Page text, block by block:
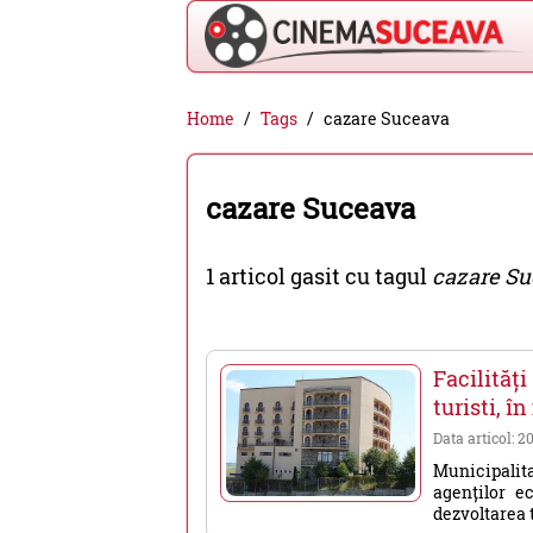
Cinema
Suceava
-
filme
cinema,
evenimente
din
Suceava
Home Tags cazare Suceava
cazare Suceava
1 articol gasit cu tagul cazare
Facilități
turisti, în
Data articol:
agenților
dezvoltarea